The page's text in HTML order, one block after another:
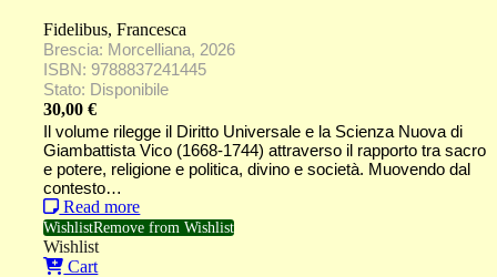
Fidelibus, Francesca
Brescia: Morcelliana, 2026
ISBN: 9788837241445
Stato: Disponibile
30,00€
Il volume rilegge il Diritto Universale e la Scienza Nuova di
Giambattista Vico (1668-1744) attraverso il rapporto tra sacro
e potere, religione e politica, divino e società. Muovendo dal
contesto…
Read more
WishlistRemove from Wishlist
Wishlist
Cart